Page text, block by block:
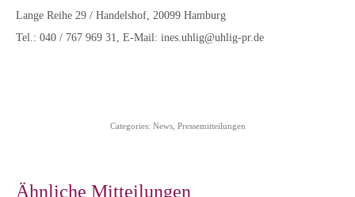
Lange Reihe 29 / Handelshof, 20099 Hamburg
Tel.: 040 / 767 969 31, E-Mail: ines.uhlig@uhlig-pr.de
Categories: News, Pressemitteilungen
Ähnliche Mitteilungen